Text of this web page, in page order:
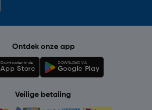
Ontdek onze app
Downloaden in de
App Store
DOWNLOAD VIA
Google Play
Veilige betaling